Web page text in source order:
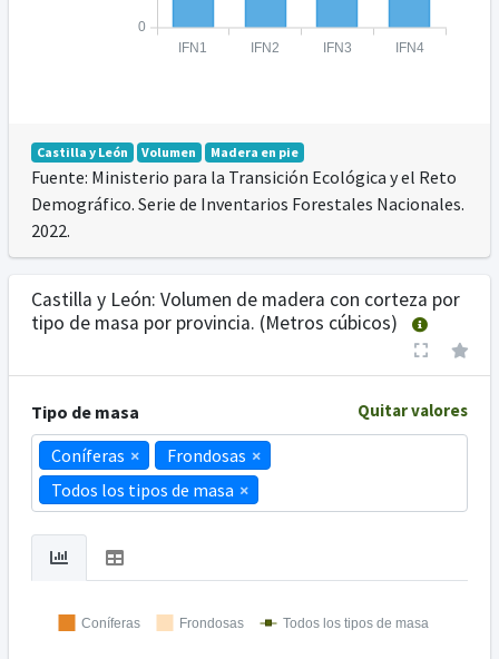
IFN1 IFN2 IFN3 IFN4
0
Castilla y León Volumen Madera en pie
Fuente: Ministerio para la Transición Ecológica y el Reto
Demográfico. Serie de Inventarios Forestales Nacionales.
2022.
Castilla y León: Volumen de madera con corteza por
tipo de masa por provincia. (Metros cúbicos)
Tipo de masa Quitar valores
×
Coníferas ×
Frondosas
×
Todos los tipos de masa
Coníferas Frondosas Todos los tipos de masa